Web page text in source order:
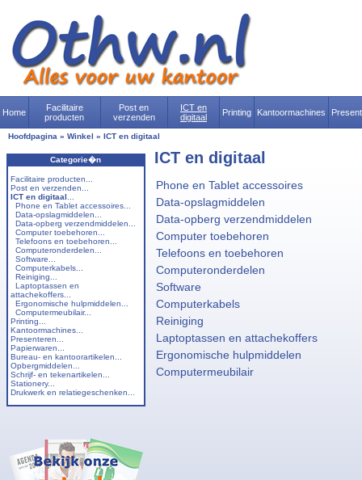
Home
Facilitaire
producten
Post en
verzenden
ICT en
digitaal
Printing Kantoormachines
Hoofdpagina » Winkel » ICT en digitaal
Categorie�n
Facilitaire producten...
Post en verzenden...
ICT en digitaal
Phone en Tablet accessoires...
Data-opslagmiddelen...
Data-opberg verzendmiddelen...
Computer toebehoren...
Telefoons en toebehoren...
Computeronderdelen...
Software...
Computerkabels...
Reiniging...
Laptoptassen en
attachekoffers...
Ergonomische hulpmiddelen...
Computermeubilair...
Printing...
Kantoormachines...
Presenteren...
Papierwaren...
Bureau- en kantoorartikelen...
Opbergmiddelen...
Schrijf- en tekenartikelen...
Stationery...
Drukwerk en relatiegeschenken...
ICT en digitaal
Phone en Tablet accessoires
Data-opslagmiddelen
Data-opberg verzendmiddelen
Computer toebehoren
Telefoons en toebehoren
Computeronderdelen
Software
Computerkabels
Reiniging
Laptoptassen en attachekoffers
Ergonomische hulpmiddelen
Computermeubilair